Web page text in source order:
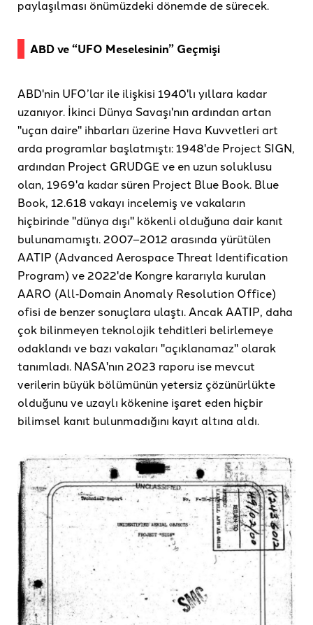
paylaşılması önümüzdeki dönemde de sürecek.
ABD ve “UFO Meselesinin” Geçmişi
ABD'nin UFO’lar ile ilişkisi 1940'lı yıllara kadar
uzanıyor. İkinci Dünya Savaşı'nın ardından artan
"uçan daire" ihbarları üzerine Hava Kuvvetleri art
arda programlar başlatmıştı: 1948'de Project SIGN,
ardından Project GRUDGE ve en uzun soluklusu
olan, 1969'a kadar süren Project Blue Book. Blue
Book, 12.618 vakayı incelemiş ve vakaların
hiçbirinde "dünya dışı" kökenli olduğuna dair kanıt
bulunamamıştı. 2007–2012 arasında yürütülen
AATIP (Advanced Aerospace Threat Identification
Program) ve 2022'de Kongre kararıyla kurulan
AARO (All‐Domain Anomaly Resolution Office)
ofisi de benzer sonuçlara ulaştı. Ancak AATIP, daha
çok bilinmeyen teknolojik tehditleri belirlemeye
odaklandı ve bazı vakaları "açıklanamaz" olarak
tanımladı. NASA'nın 2023 raporu ise mevcut
verilerin büyük bölümünün yetersiz çözünürlükte
olduğunu ve uzaylı kökenine işaret eden hiçbir
bilimsel kanıt bulunmadığını kayıt altına aldı.